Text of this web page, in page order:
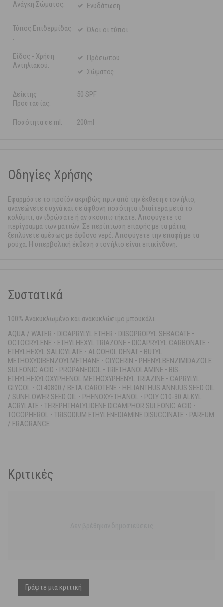
Ανάγκη Σώματος: Ενυδάτωση
Τύπος Επιδερμίδας
:
Όλοι οι τύποι
Είδος - Χρήση
Αντηλιακού:
Πρόσωπου
Σώματος
Δείκτης
Προστασίας:
50 SPF
Ποσότητα σε ml: 200ml
Οδηγίες Χρήσης
Εφαρμόστε το προϊόν ακριβώς πριν από την έκθεση στον ήλιο,
ανανεώνετε συχνά και σε άφθονη ποσότητα ιδιαίτερα μετά το
κολύμπι, αν ιδρώσατε ή αν σκουπιστήκατε. Αποφύγετε το
περίγραμμα των ματιών. Σε περίπτωση επαφής με τα μάτια,
ξεπλύνετε αμέσως με άφθονο νερό. Αποφύγετε την επαφή με τα
ρούχα. Η υπερβολική έκθεση στον ήλιο είναι επικίνδυνη.
Συστατικά
100% Ανακυκλωμένο και ανακυκλώσιμο μπουκάλι.
AQUA / WATER • DICAPRYLYL ETHER • DIISOPROPYL SEBACATE •
OCTOCRYLENE • ETHYLHEXYL TRIAZONE • DICAPRYLYL CARBONATE •
ETHYLHEXYL SALICYLATE • ALCOHOL DENAT • BUTYL
METHOXYDIBENZOYLMETHANE • GLYCERIN • PHENYLBENZIMIDAZOLE
SULFONIC ACID • PROPANEDIOL • TRIETHANOLAMINE • BIS-
ETHYLHEXYLOXYPHENOL METHOXYPHENYL TRIAZINE • CAPRYLYL
GLYCOL • CI 40800 / BETA-CAROTENE • HELIANTHUS ANNUUS SEED OIL
/ SUNFLOWER SEED OIL • PHENOXYETHANOL • POLY C10-30 ALKYL
ACRYLATE • TEREPHTHALYLIDENE DICAMPHOR SULFONIC ACID •
TOCOPHEROL • TRISODIUM ETHYLENEDIAMINE DISUCCINATE • PARFUM
/ FRAGRANCE
Κριτικές
Γράψτε μια κριτική